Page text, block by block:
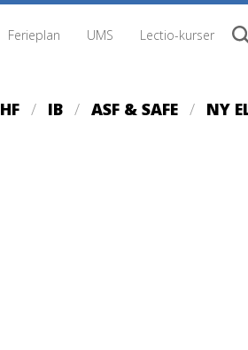
Ferieplan UMS Lectio-kurser
HF IB ASF & SAFE NY